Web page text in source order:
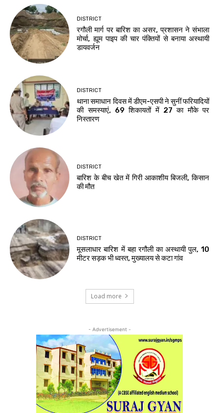
DISTRICT
रगौली मार्ग पर बारिश का असर, प्रशासन ने संभाला
मोर्चा, ह्यूम पाइप की चार पंक्तियों से बनाया अस्थायी
डायवर्जन
DISTRICT
थाना समाधान दिवस में डीएम-एसपी ने सुनीं फरियादियों
की समस्याएं, 69 शिकायतों में 27 का मौके पर
निस्तारण
DISTRICT
बारिश के बीच खेत में गिरी आकाशीय बिजली, किसान
की मौत
DISTRICT
मूसलाधार बारिश में बहा रगौली का अस्थायी पुल, 10
मीटर सड़क भी ध्वस्त, मुख्यालय से कटा गांव
Load more
- Advertisement -